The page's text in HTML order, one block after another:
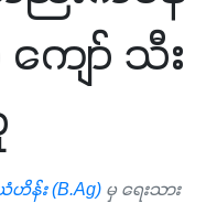
ျော် သီး
န်း (B.Ag)မှ ရေးသား